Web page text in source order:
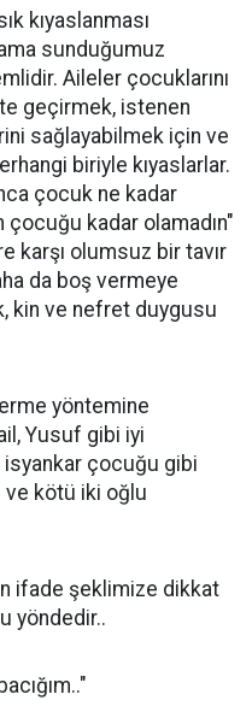
kıyaslanması
sunduğumuz
Aileler çocuklarını
geçirmek, istenen
sağlayabilmek için ve
biriyle kıyaslarlar.
çocuk ne kadar
çocuğu kadar olamadın"
karşı olumsuz bir tavır
da boş vermeye
kin ve nefret duygu­su
yöntemine
Yusuf gibi iyi
çocuğu gibi
ve kötü iki oğlu
ifade şeklimize dikkat
yöndedir..